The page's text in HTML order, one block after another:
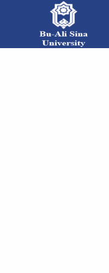
فنی و مهندسی